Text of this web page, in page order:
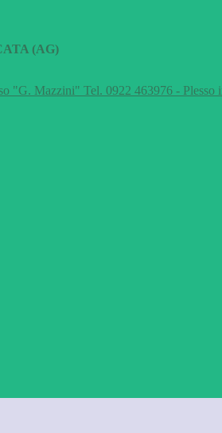
(AG)
"G. Mazzini" Tel. 0922 463976 -